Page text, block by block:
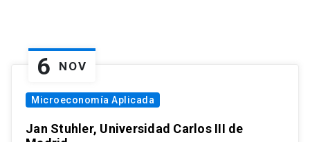
6 NOV
Microeconomía Aplicada
Jan Stuhler, Universidad Carlos III de